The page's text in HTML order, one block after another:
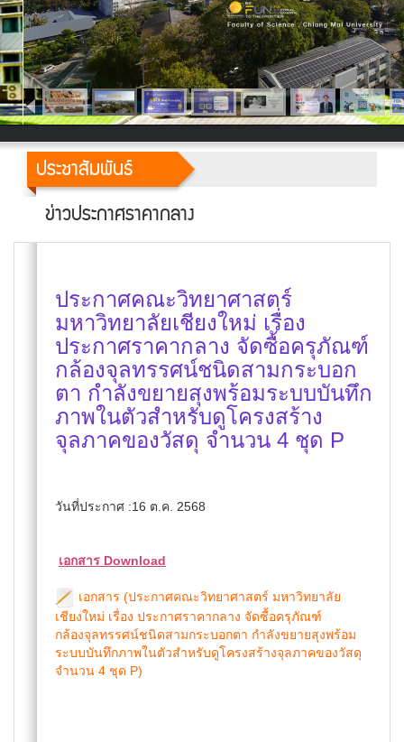
ประชาสัมพันธ์
ข่าวประกาศราคากลาง
ประกาศคณะวิทยาศาสตร์
มหาวิทยาลัยเชียงใหม่ เรื่อง
ประกาศราคากลาง จัดซื้อครุภัณฑ์
กล้องจุลทรรศน์ชนิดสามกระบอก
ตา กำลังขยายสุงพร้อมระบบบันทึก
ภาพในตัวสำหรับดูโครงสร้าง
จุลภาคของวัสดุ จำนวน 4 ชุด P
วันที่ประกาศ :16 ต.ค. 2568
เอกสาร Download
เอกสาร (ประกาศคณะวิทยาศาสตร์ มหาวิทยาลัย
เชียงใหม่ เรื่อง ประกาศราคากลาง จัดซื้อครุภัณฑ์
กล้องจุลทรรศน์ชนิดสามกระบอกตา กำลังขยายสุงพร้อม
ระบบบันทึกภาพในตัวสำหรับดูโครงสร้างจุลภาคของวัสดุ
จำนวน 4 ชุด P)